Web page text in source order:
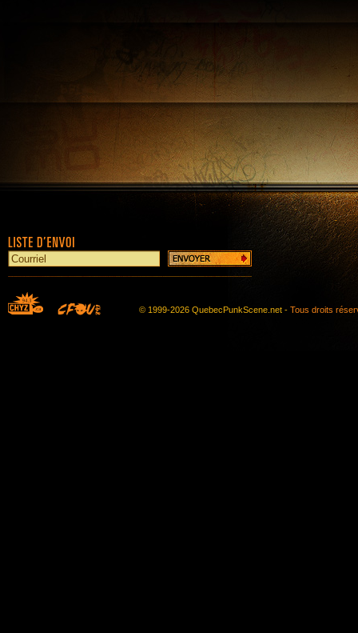
© 1999-2026 QuebecPunkScene.net - Tous droits